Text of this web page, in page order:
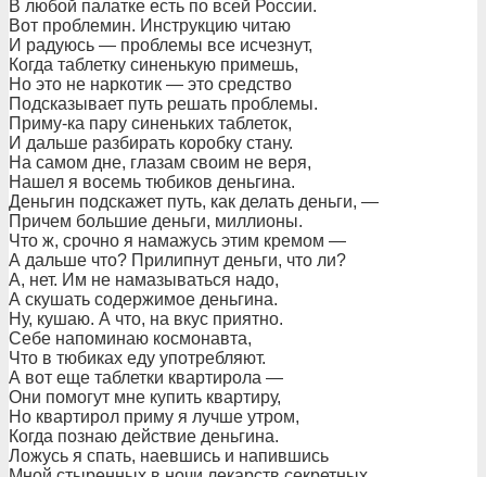
В любой палатке есть по всей России.
Вот проблемин. Инструкцию читаю
И радуюсь — проблемы все исчезнут,
Когда таблетку синенькую примешь,
Но это не наркотик — это средство
Подсказывает путь решать проблемы.
Приму-ка пару синеньких таблеток,
И дальше разбирать коробку стану.
На самом дне, глазам своим не веря,
Нашел я восемь тюбиков деньгина.
Деньгин подскажет путь, как делать деньги, —
Причем большие деньги, миллионы.
Что ж, срочно я намажусь этим кремом —
А дальше что? Прилипнут деньги, что ли?
А, нет. Им не намазываться надо,
А скушать содержимое деньгина.
Ну, кушаю. А что, на вкус приятно.
Себе напоминаю космонавта,
Что в тюбиках еду употребляют.
А вот еще таблетки квартирола —
Они помогут мне купить квартиру,
Но квартирол приму я лучше утром,
Когда познаю действие деньгина.
Ложусь я спать, наевшись и напившись